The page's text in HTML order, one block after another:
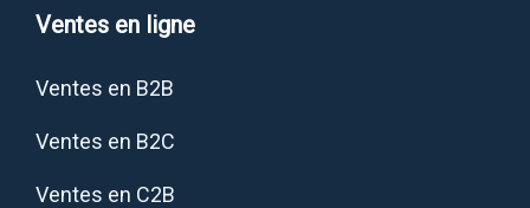
Ventes en ligne
Ventes en B2B
Ventes en B2C
Ventes en C2B